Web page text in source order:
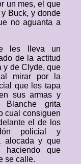
un mes, el que
Buck, y donde
no aguanta a
les lleva un
de la actitud
y de Clyde, que
al mirar por la
que les tapa
sus armas y
Blanche grita
cual consiguen
el de los
policial y
alocada y que
haciendo que
se calle.